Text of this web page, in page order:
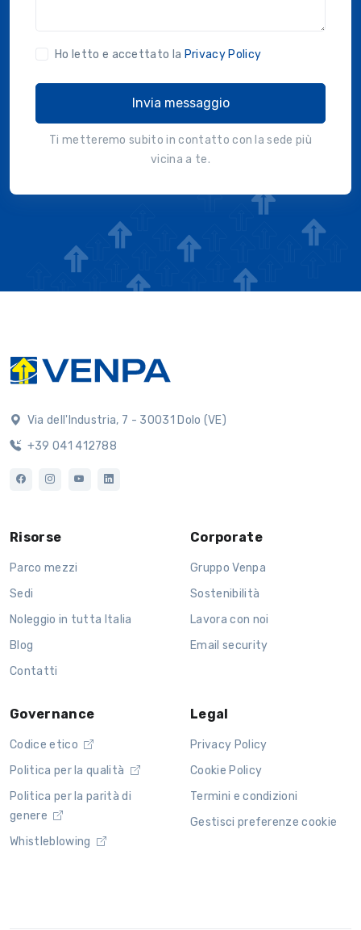
Ho letto e accettato la Privacy Policy
Invia messaggio
Ti metteremo subito in contatto con la sede più
vicina a te.
Via dell'Industria, 7 - 30031 Dolo (VE)
+39 041 412788
Risorse
Parco mezzi
Sedi
Noleggio in tutta Italia
Blog
Contatti
Corporate
Gruppo Venpa
Sostenibilità
Lavora con noi
Email security
Governance
Codice etico
Politica per la qualità
Politica per la parità di
genere
Whistleblowing
Legal
Privacy Policy
Cookie Policy
Termini e condizioni
Gestisci preferenze cookie